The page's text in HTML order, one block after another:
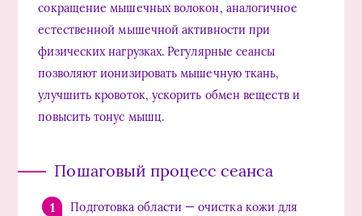
сокращение мышечных волокон, аналогичное
естественной мышечной активности при
физических нагрузках. Регулярные сеансы
позволяют ионизировать мышечную ткань,
улучшить кровоток, ускорить обмен веществ и
повысить тонус мышц.
Пошаговый процесс сеанса
Подготовка области — очистка кожи для